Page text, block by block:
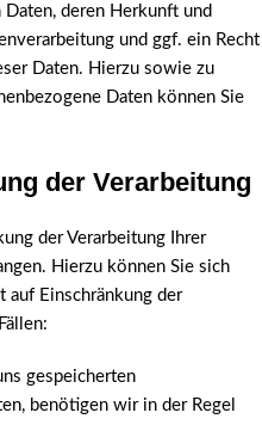
deren Herkunft und
und ggf. ein Recht
Daten. Hierzu sowie zu
Daten können Sie
der Verarbeitung
der Verarbeitung Ihrer
Hierzu können Sie sich
auf Einschränkung der
gespeicherten
benötigen wir in der Regel